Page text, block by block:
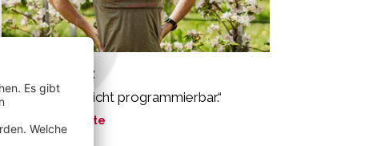
Pircher Franz
„Die Natur ist nicht programmierbar.“
Meine Geschichte